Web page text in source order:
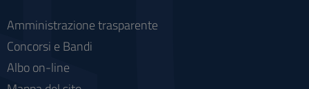
Amministrazione trasparente
Concorsi e Bandi
Albo on-line